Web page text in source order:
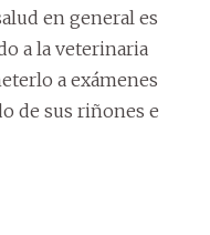
en general es
a la veterinaria
a exámenes
de sus riñones e